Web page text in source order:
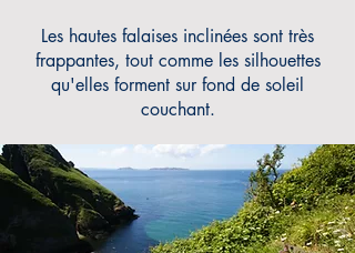
Les hautes falaises inclinées sont très
frappantes, tout comme les silhouettes
qu'elles forment sur fond de soleil
couchant.